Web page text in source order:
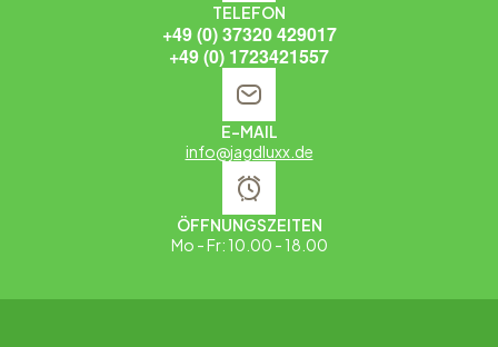
TELEFON
+49 (0) 37320 429017
+49 (0) 1723421557
E-MAIL
info@jagdluxx.de
ÖFFNUNGSZEITEN
Mo - Fr: 10.00 - 18.00